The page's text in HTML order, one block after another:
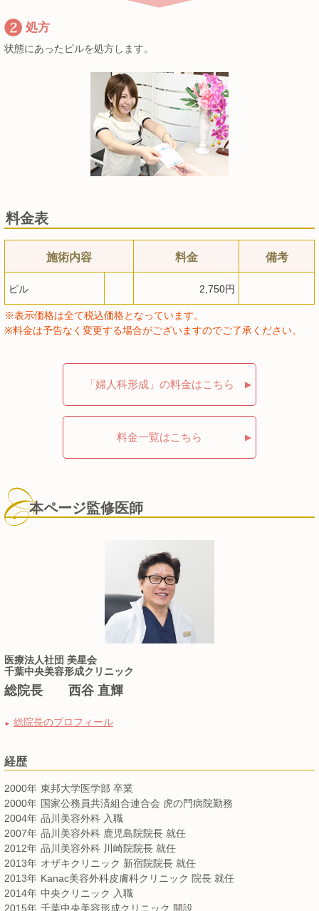
処方
状態にあったピルを処方します。
料金表
施術内容 料金 備考
ピル 2,750円
※表示価格は全て税込価格となっています。
※料金は予告なく変更する場合がございますのでご了承ください。
「婦人科形成」の料金はこちら
料金一覧はこちら
本ページ監修医師
医療法人社団 美星会
千葉中央美容形成クリニック
総院長 西谷 直輝
► 総院長のプロフィール
経歴
2000年 東邦大学医学部 卒業
2000年 国家公務員共済組合連合会 虎の門病院勤務
2004年 品川美容外科 入職
2007年 品川美容外科 鹿児島院院長 就任
2012年 品川美容外科 川崎院院長 就任
2013年 オザキクリニック 新宿院院長 就任
2013年 Kanac美容外科皮膚科クリニック 院長 就任
2014年 中央クリニック 入職
2015年 千葉中央美容形成クリニック 開設